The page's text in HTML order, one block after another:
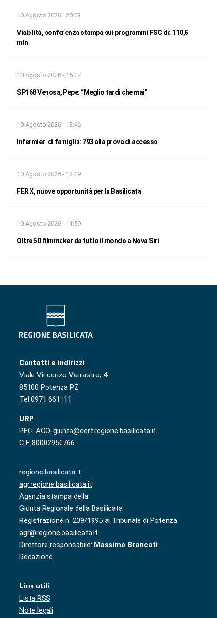
10 Agosto 2026 - 20:03
Viabilità, conferenza stampa sui programmi FSC da 110,5
mln
10 Agosto 2026 - 15:07
SP168 Venosa, Pepe: “Meglio tardi che mai”
10 Agosto 2026 - 12:46
Infermieri di famiglia: 793 alla prova di accesso
10 Agosto 2026 - 12:09
FER X, nuove opportunità per la Basilicata
10 Agosto 2026 - 11:59
Oltre 50 filmmaker da tutto il mondo a Nova Siri
Contatti e indirizzi
Viale Vincenzo Verrastro, 4
85100 Potenza PZ
Tel 0971 661111
URP
PEC: AOO-giunta@cert.regione.basilicata.it
C.F. 80002950766
regione.basilicata.it
agr.regione.basilicata.it
Agenzia stampa della
Giunta Regionale della Basilicata
Registrazione n. 209/1995 al Tribunale di Potenza
agr@regione.basilicata.it
Direttore responsabile: Massimo Brancati
Redazione
Link utili
Lista RSS
Note legali